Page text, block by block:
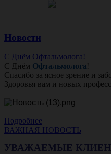
Новости
С Днём Офтальмолога!
С Днём Офтальмолога!
Спасибо за ясное зрение и
Здоровья вам и новых
Подробнее
ВАЖНАЯ НОВОСТЬ
УВАЖАЕМЫЕ